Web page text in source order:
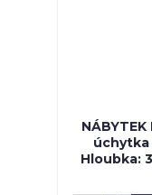
NÁBYTEK
úchytka
Hloubka: